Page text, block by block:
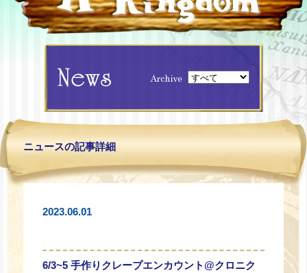
ニュースの記事詳細
2023.06.01
6/3~5 手作りクレープエンカウント@クロニク